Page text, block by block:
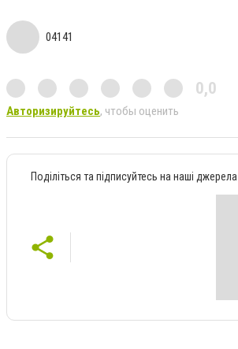
04141
0,0
Авторизируйтесь, чтобы оценить
Поділіться та підписуйтесь на наші джерела